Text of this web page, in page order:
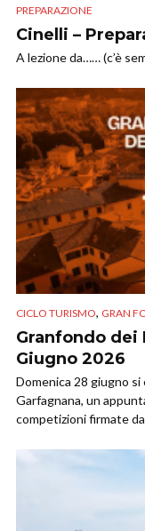
PREPARAZIONE
Cinelli –
A lezione da…… (c’è
CICLO TURISMO, GRAN
Granfondo dei
Giugno 2026
Domenica 28 giugno
Garfagnana, un
competizioni firmate